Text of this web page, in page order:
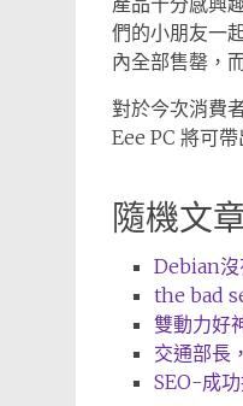
們的小朋友一
內全部售罄，
對於今次消費
Eee PC 將可
隨機文
Debian沒
the bad
雙動力好
交通部長
SEO-成